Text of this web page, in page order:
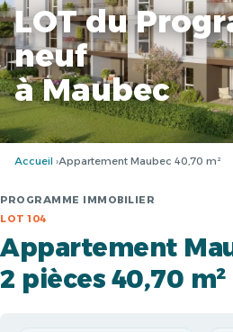
LOT du
neuf
à Maubec
Accueil Appartement Maubec 40,70 m²
PROGRAMME IMMOBILIER
LOT 104
Appartement
2 pièces 40,70 m²